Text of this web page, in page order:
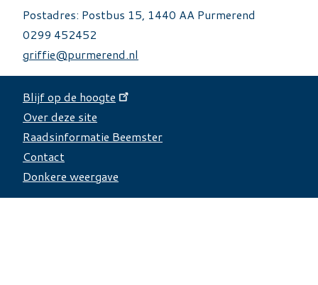
Postadres: Postbus 15, 1440 AA Purmerend
0299 452452
griffie@purmerend.nl
Over deze site
Blijf op de hoogte
Over deze site
Raadsinformatie Beemster
Website tools
Contact
Donkere weergave